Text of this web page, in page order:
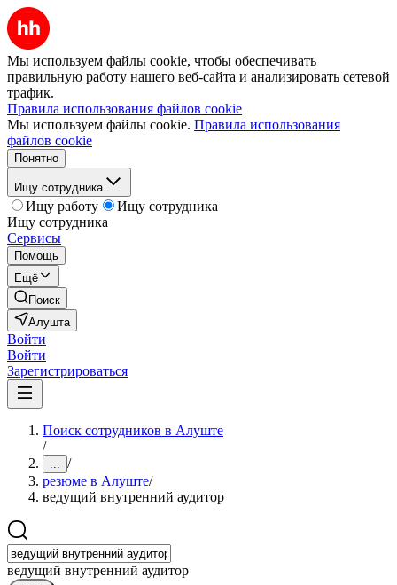
Мы используем файлы cookie, чтобы обеспечивать
правильную работу нашего веб-сайта и анализировать сетевой
трафик.
Правила использования файлов cookie
Мы используем файлы cookie. Правила использования
файлов cookie
Понятно
Ищу сотрудника
Ищу работу
Ищу сотрудника
Ищу сотрудника
Сервисы
Помощь
Ещё
Поиск
Алушта
Войти
Войти
Зарегистрироваться
Поиск сотрудников в Алуште
/
... /
резюме в Алуште/
ведущий внутренний аудитор
ведущий внутренний аудитор